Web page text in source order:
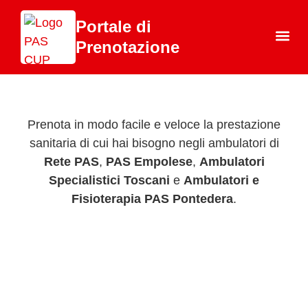
Portale di
Prenotazione
Prenota in modo facile e veloce la prestazione
sanitaria di cui hai bisogno negli ambulatori di
Rete PAS, PAS Empolese, Ambulatori
Specialistici Toscani e Ambulatori e
Fisioterapia PAS Pontedera.